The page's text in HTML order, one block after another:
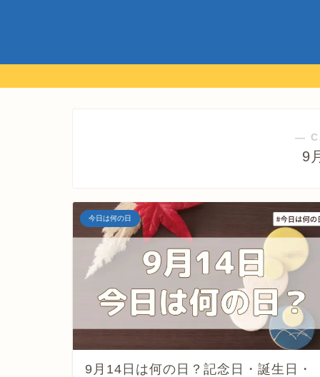
―
9
今日は何の日
9月14日は何の日？記念日・誕生日・